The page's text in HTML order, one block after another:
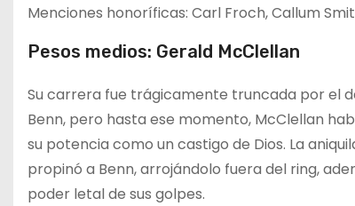
Menciones honoríficas: Carl Froch, Callum
Pesos medios: Gerald McClellan
Su carrera fue trágicamente truncada por el
Benn, pero hasta ese momento, McClellan
su potencia como un castigo de Dios. La
propinó a Benn, arrojándolo fuera del ring,
poder letal de sus golpes.